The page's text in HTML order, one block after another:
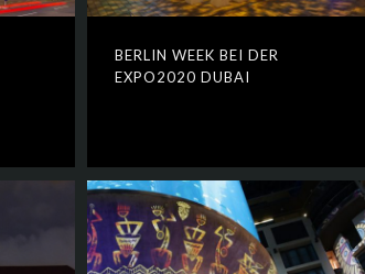
BERLIN WEEK BEI DER
EXPO2020 DUBAI